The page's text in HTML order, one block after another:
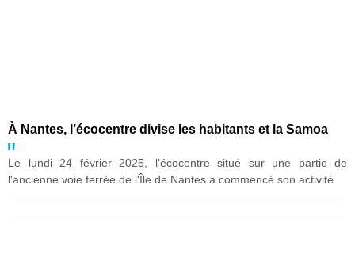
À Nantes, l’écocentre divise les habitants et la Samoa
Le lundi 24 février 2025, l'écocentre situé sur une partie de
l'ancienne voie ferrée de l'Île de Nantes a commencé son activité.